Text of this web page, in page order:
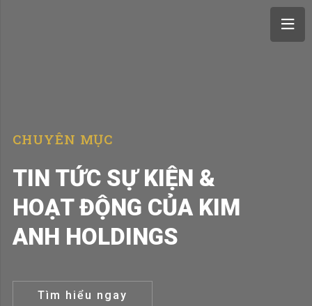
TIN TỨC SỰ KIỆN &
HOẠT ĐỘNG CỦA KIM
ANH HOLDINGS
CHUYÊN MỤC
Tìm hiểu ngay